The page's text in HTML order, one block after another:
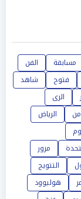
مسابقة
الفن
فتوح
شاهد
الرى
الرياض
مرور
التتويج
هوليوود